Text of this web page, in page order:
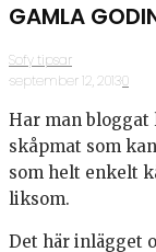
GAMLA
Sofy tipsar
·september 12, 2013·0
Har man bloggat
skåpmat som
som helt enkelt
liksom.
Det här inlägget